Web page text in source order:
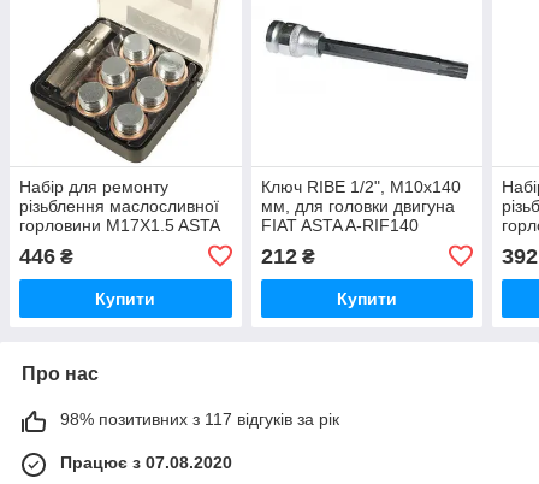
Набір для ремонту
різьблення маслосливної
горловини M17X1.5 ASTA
446 ₴
Купити
Ключ RIBE 1/2", M10x140
мм, для головки двигуна
FIAT ASTA A-RIF140
212₴
Купити
392
Про нас
98% позитивних з 117 відгуків за рік
Працює з 07.08.2020